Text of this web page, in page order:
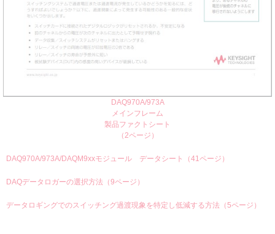
DAQ970A/973A
メインフレーム
製品ファクトシート
（2ページ）
DAQ970A/973A/DAQM9xxモジュール データシート（41ページ）
DAQデータロガーの選択方法（9ページ）
データロギングでのスイッチング過渡現象を特定し低減する方法（5ページ）